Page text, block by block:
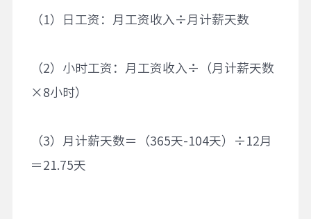
（1）日工资：月工资收入÷月计薪天数
（2）小时工资：月工资收入÷（月计薪天数
×8小时）
（3）月计薪天数＝（365天-104天）÷12月
＝21.75天